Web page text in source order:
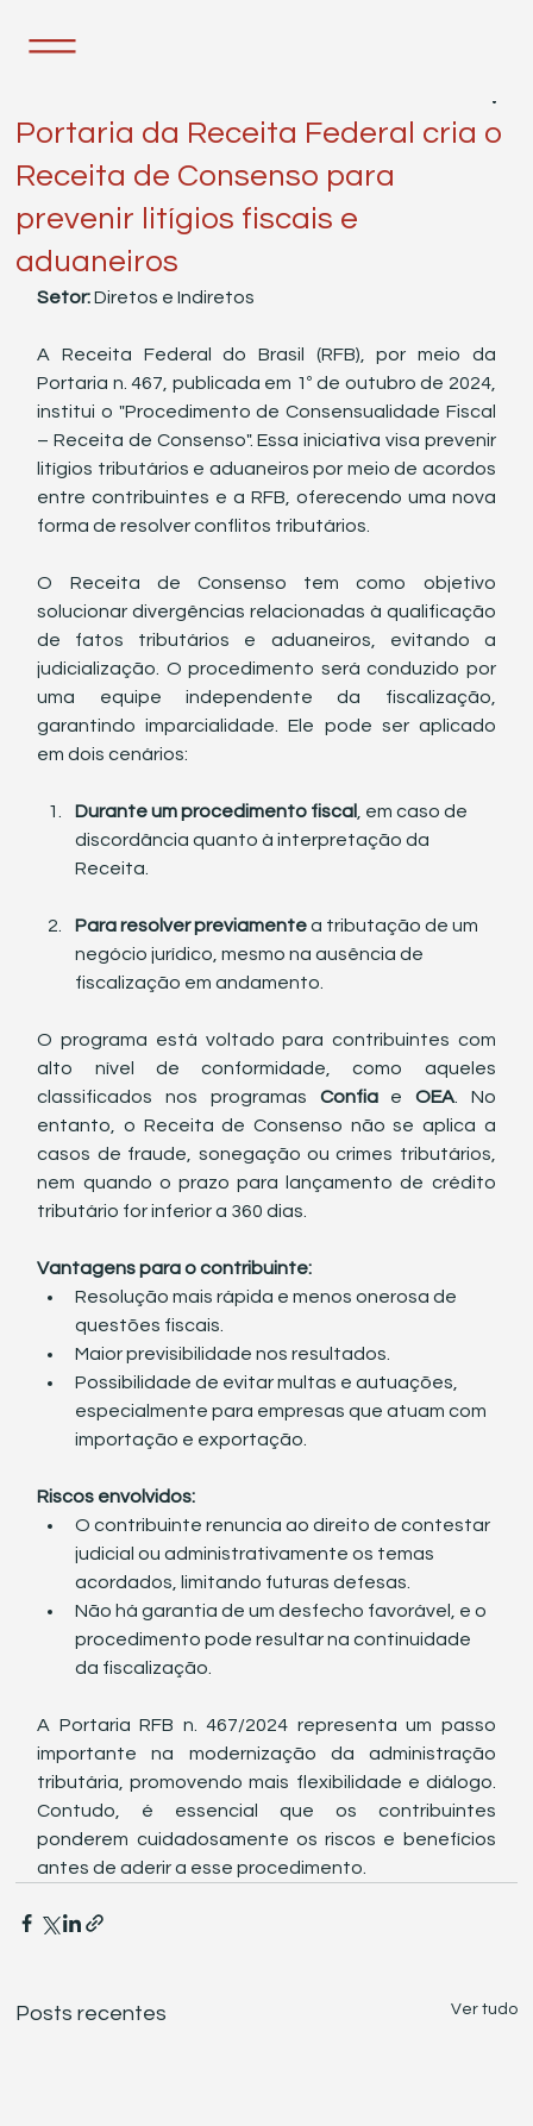
Portaria da Receita Federal cria o
Receita de Consenso para
prevenir litígios fiscais e
aduaneiros
Setor: Diretos e Indiretos
A Receita Federal do Brasil (RFB), por meio da
Portaria n. 467, publicada em 1º de outubro de 2024,
institui o "Procedimento de Consensualidade Fiscal
– Receita de Consenso". Essa iniciativa visa prevenir
litígios tributários e aduaneiros por meio de acordos
entre contribuintes e a RFB, oferecendo uma nova
forma de resolver conflitos tributários.
O Receita de Consenso tem como objetivo
solucionar divergências relacionadas à qualificação
de fatos tributários e aduaneiros, evitando a
judicialização. O procedimento será conduzido por
uma equipe independente da fiscalização,
garantindo imparcialidade. Ele pode ser aplicado
em dois cenários:
Durante um procedimento fiscal
, em caso de
discordância quanto à interpretação da
Receita.
Para resolver previamente a tributação de um
negócio jurídico, mesmo na ausência de
fiscalização em andamento.
O programa está voltado para contribuintes com
alto nível de conformidade, como aqueles
classificados nos programas Confia e OEA. No
entanto, o Receita de Consenso não se aplica a
casos de fraude, sonegação ou crimes tributários,
nem quando o prazo para lançamento de crédito
tributário for inferior a 360 dias.
Vantagens para o contribuinte:
Resolução mais rápida e menos onerosa de
questões fiscais.
Maior previsibilidade nos resultados.
Possibilidade de evitar multas e autuações,
especialmente para empresas que atuam com
importação e exportação.
Riscos envolvidos:
O contribuinte renuncia ao direito de contestar
judicial ou administrativamente os temas
acordados, limitando futuras defesas.
Não há garantia de um desfecho favorável, e o
procedimento pode resultar na continuidade
da fiscalização.
A Portaria RFB n. 467/2024 representa um passo
importante na modernização da administração
tributária, promovendo mais flexibilidade e diálogo.
Contudo, é essencial que os contribuintes
ponderem cuidadosamente os riscos e benefícios
antes de aderir a esse procedimento.
Posts recentes Ver tudo